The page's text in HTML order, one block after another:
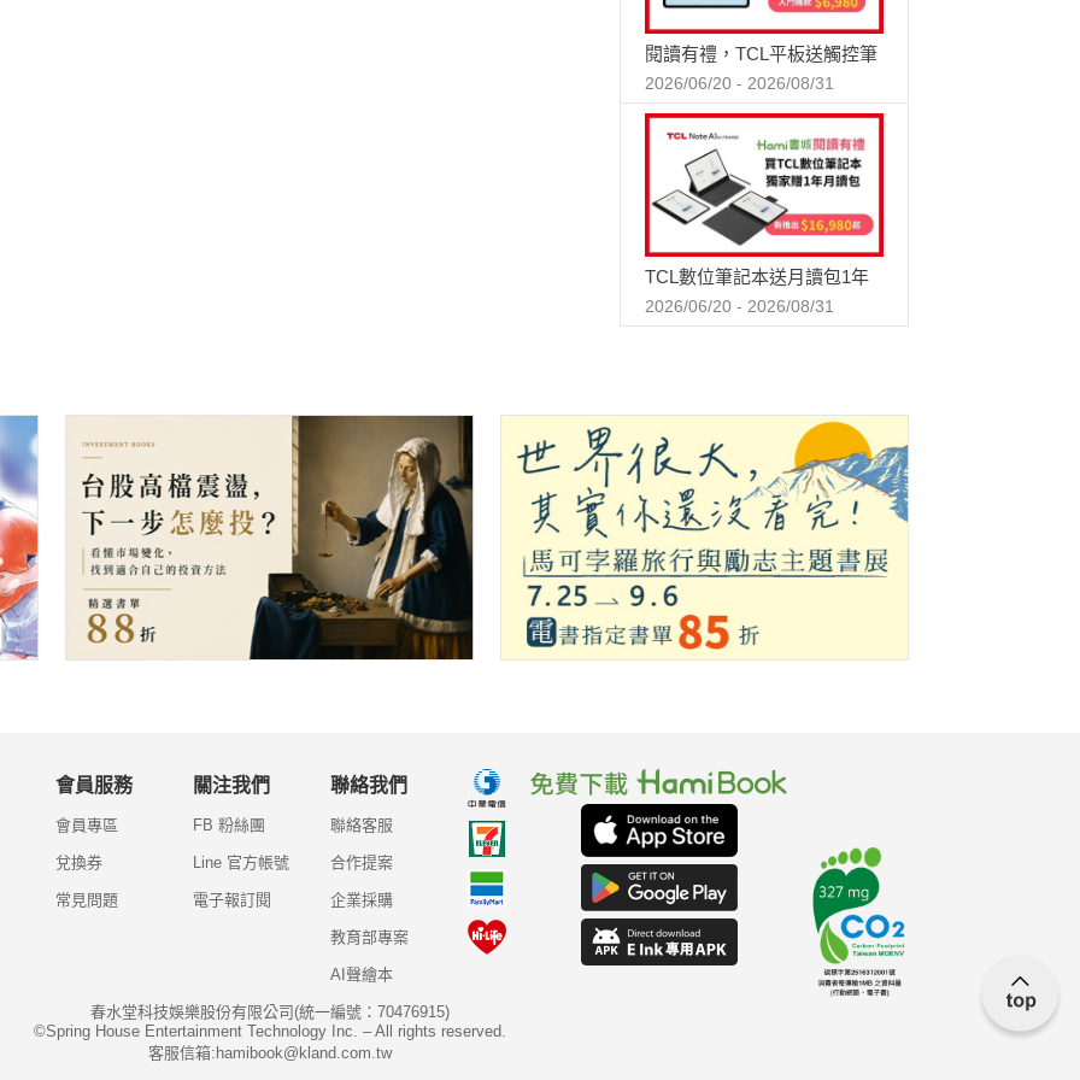
閱讀有禮，TCL平板送觸控筆
2026/06/20 - 2026/08/31
TCL數位筆記本送月讀包1年
2026/06/20 - 2026/08/31
會員服務
會員專區
兌換券
常見問題
關注我們
FB 粉絲團
Line 官方帳號
電子報訂閱
聯絡我們
聯絡客服
合作提案
企業採購
教育部專案
AI聲繪本
春水堂科技娛樂股份有限公司(統一編號：70476915)
©Spring House Entertainment Technology Inc. – All rights reserved.
客服信箱:hamibook@kland.com.tw